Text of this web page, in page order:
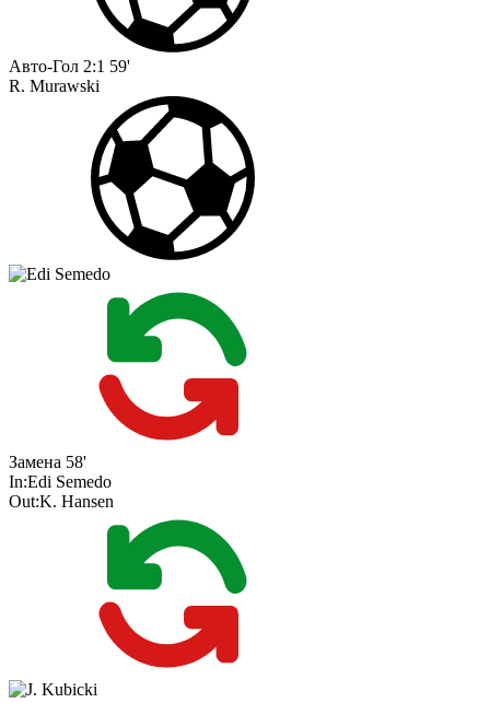
Авто-Гол 2:1 59'
R. Murawski
Замена 58'
In:Edi Semedo
Out:K. Hansen